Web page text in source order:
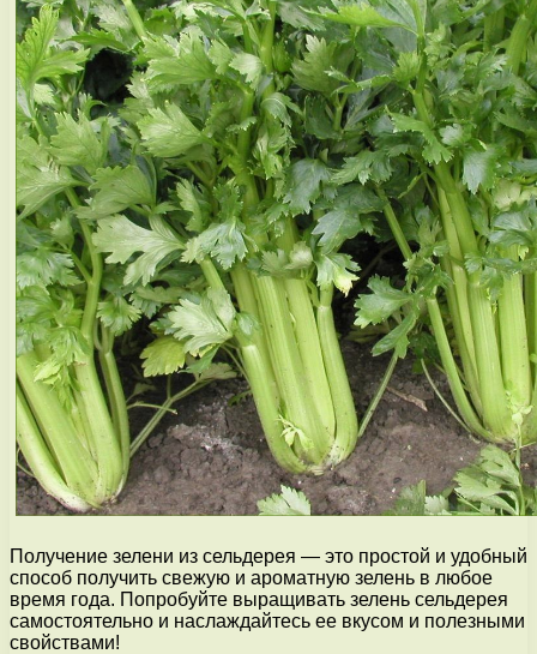
Получение зелени из сельдерея — это простой и удобный
способ получить свежую и ароматную зелень в любое
время года. Попробуйте выращивать зелень сельдерея
самостоятельно и наслаждайтесь ее вкусом и полезными
свойствами!